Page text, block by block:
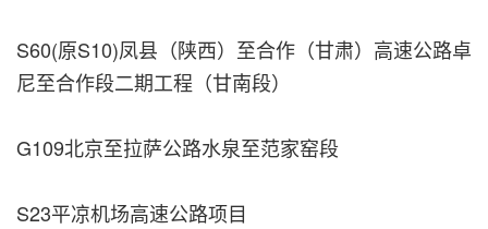
S60(原S10)凤县（陕西）至合作（甘肃）高速公路卓
尼至合作段二期工程（甘南段）
G109北京至拉萨公路水泉至范家窑段
S23平凉机场高速公路项目